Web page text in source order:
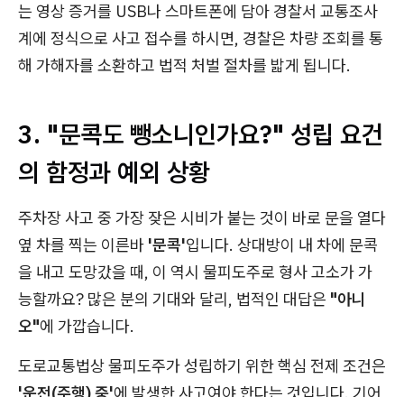
는 영상 증거를 USB나 스마트폰에 담아 경찰서 교통조사
계에 정식으로 사고 접수를 하시면, 경찰은 차량 조회를 통
해 가해자를 소환하고 법적 처벌 절차를 밟게 됩니다.
3. "문콕도 뺑소니인가요?" 성립 요건
의 함정과 예외 상황
주차장 사고 중 가장 잦은 시비가 붙는 것이 바로 문을 열다
옆 차를 찍는 이른바 '문콕'입니다. 상대방이 내 차에 문콕
을 내고 도망갔을 때, 이 역시 물피도주로 형사 고소가 가
능할까요? 많은 분의 기대와 달리, 법적인 대답은 "아니
오"에 가깝습니다.
도로교통법상 물피도주가 성립하기 위한 핵심 전제 조건은